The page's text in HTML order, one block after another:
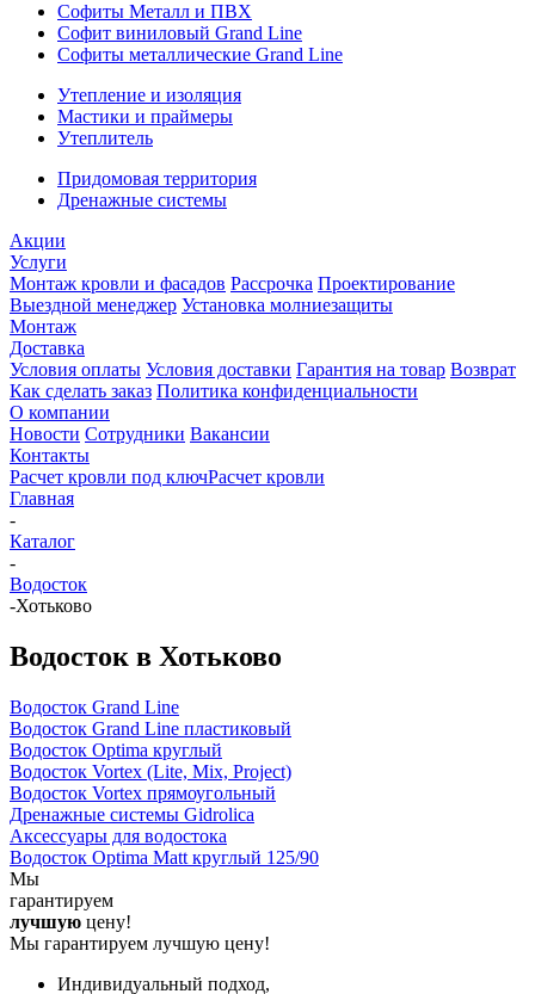
Софиты Металл и ПВХ
Софит виниловый Grand Line
Софиты металлические Grand Line
Утепление и изоляция
Мастики и праймеры
Утеплитель
Придомовая территория
Дренажные системы
Акции
Услуги
Монтаж кровли и фасадов Рассрочка Проектирование
Выездной менеджер Установка молниезащиты
Монтаж
Доставка
Условия оплаты Условия доставки Гарантия на товар Возврат
Как сделать заказ Политика конфиденциальности
О компании
Новости Сотрудники Вакансии
Контакты
Расчет кровли под ключРасчет кровли
Главная
-
Каталог
-
Водосток
-Хотьково
Водосток в Хотьково
Водосток Grand Line
Водосток Grand Line пластиковый
Водосток Optima круглый
Водосток Vortex (Lite, Mix, Project)
Водосток Vortex прямоугольный
Дренажные системы Gidrolica
Аксессуары для водостока
Водосток Optima Matt круглый 125/90
Мы
гарантируем
лучшую цену!
Мы гарантируем лучшую цену!
Индивидуальный подход,